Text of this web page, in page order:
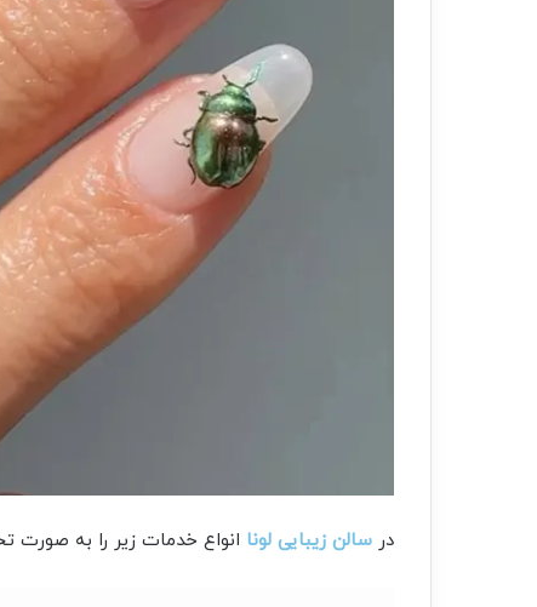
در سالن زیبایی لونا انواع خدمات زیر را به صورت